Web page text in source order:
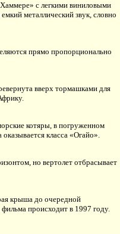
с легкими виниловыми
металлический звук, словно
прямо пропорционально
вверх тормашками для
котяры, в погруженном
класса «Огайо».
но вертолет отбрасывает
крыша до очередной
происходит в 1997 году.